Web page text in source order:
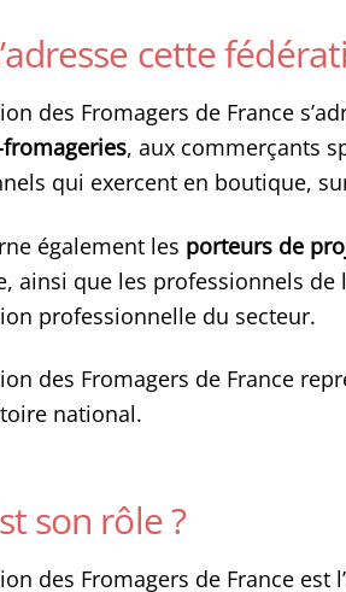
cette
des Fromagers de France
, aux commerçants
qui exercent en boutique,
également les porteurs de
ainsi que les professionnels
professionnelle du secteur.
des Fromagers de France
national.
son rôle ?
des Fromagers de France